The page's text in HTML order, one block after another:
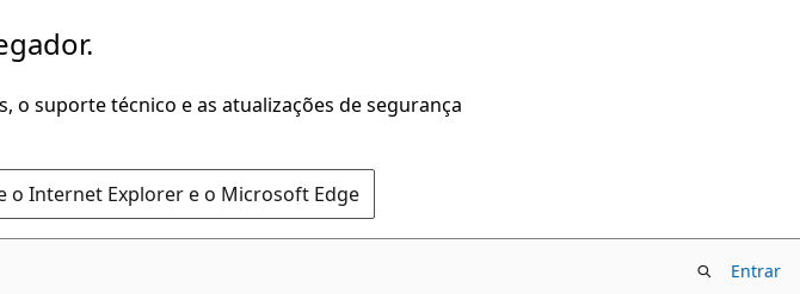
suporte técnico e as atualizações de segurança
o Internet Explorer e o Microsoft Edge
Entrar